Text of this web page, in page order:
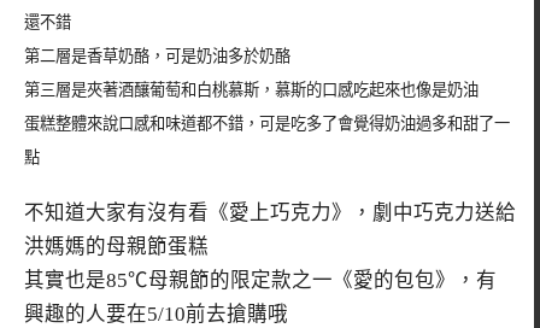
還不錯
第二層是香草奶酪，可是奶油多於奶酪
第三層是夾著酒釀葡萄和白桃慕斯，慕斯的口感吃起來也像是奶油
蛋糕整體來說口感和味道都不錯，可是吃多了會覺得奶油過多和甜了一
點
不知道大家有沒有看《愛上巧克力》，劇中巧克力送給
洪媽媽的母親節蛋糕
其實也是85℃母親節的限定款之一《愛的包包》，有
興趣的人要在5/10前去搶購哦